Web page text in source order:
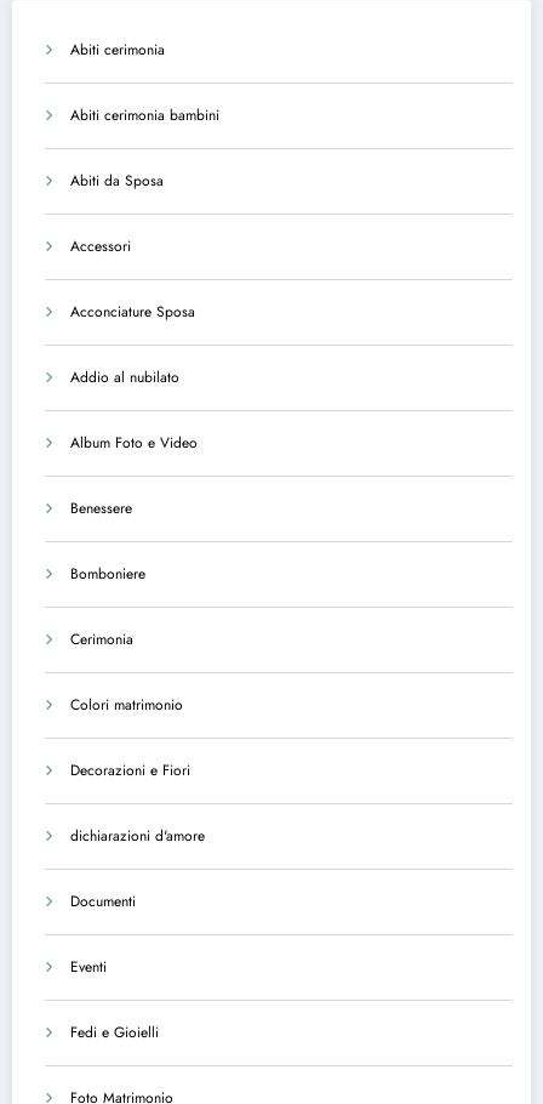
Abiti cerimonia
Abiti cerimonia bambini
Abiti da Sposa
Accessori
Acconciature Sposa
Addio al nubilato
Album Foto e Video
Benessere
Bomboniere
Cerimonia
Colori matrimonio
Decorazioni e Fiori
dichiarazioni d'amore
Documenti
Eventi
Fedi e Gioielli
Foto Matrimonio